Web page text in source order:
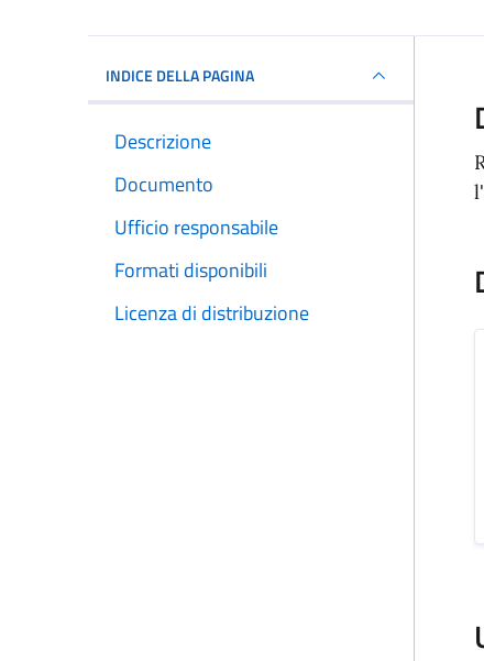
INDICE DELLA PAGINA
Descrizione
Documento
Ufficio responsabile
Formati disponibili
Licenza di distribuzione